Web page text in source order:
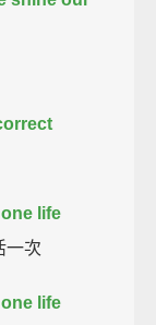
life
一次
life